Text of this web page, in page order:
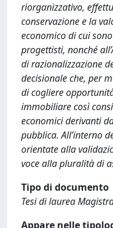
riorganizzativo,
conservazione e la
economico di cui
progettisti, nonché
di razionalizzazione
decisionale che, per
di cogliere
immobiliare così
economici derivanti
pubblica. All’interno
orientate alla
voce alla pluralità di
Tipo di documento
Tesi di laurea
Appare nelle